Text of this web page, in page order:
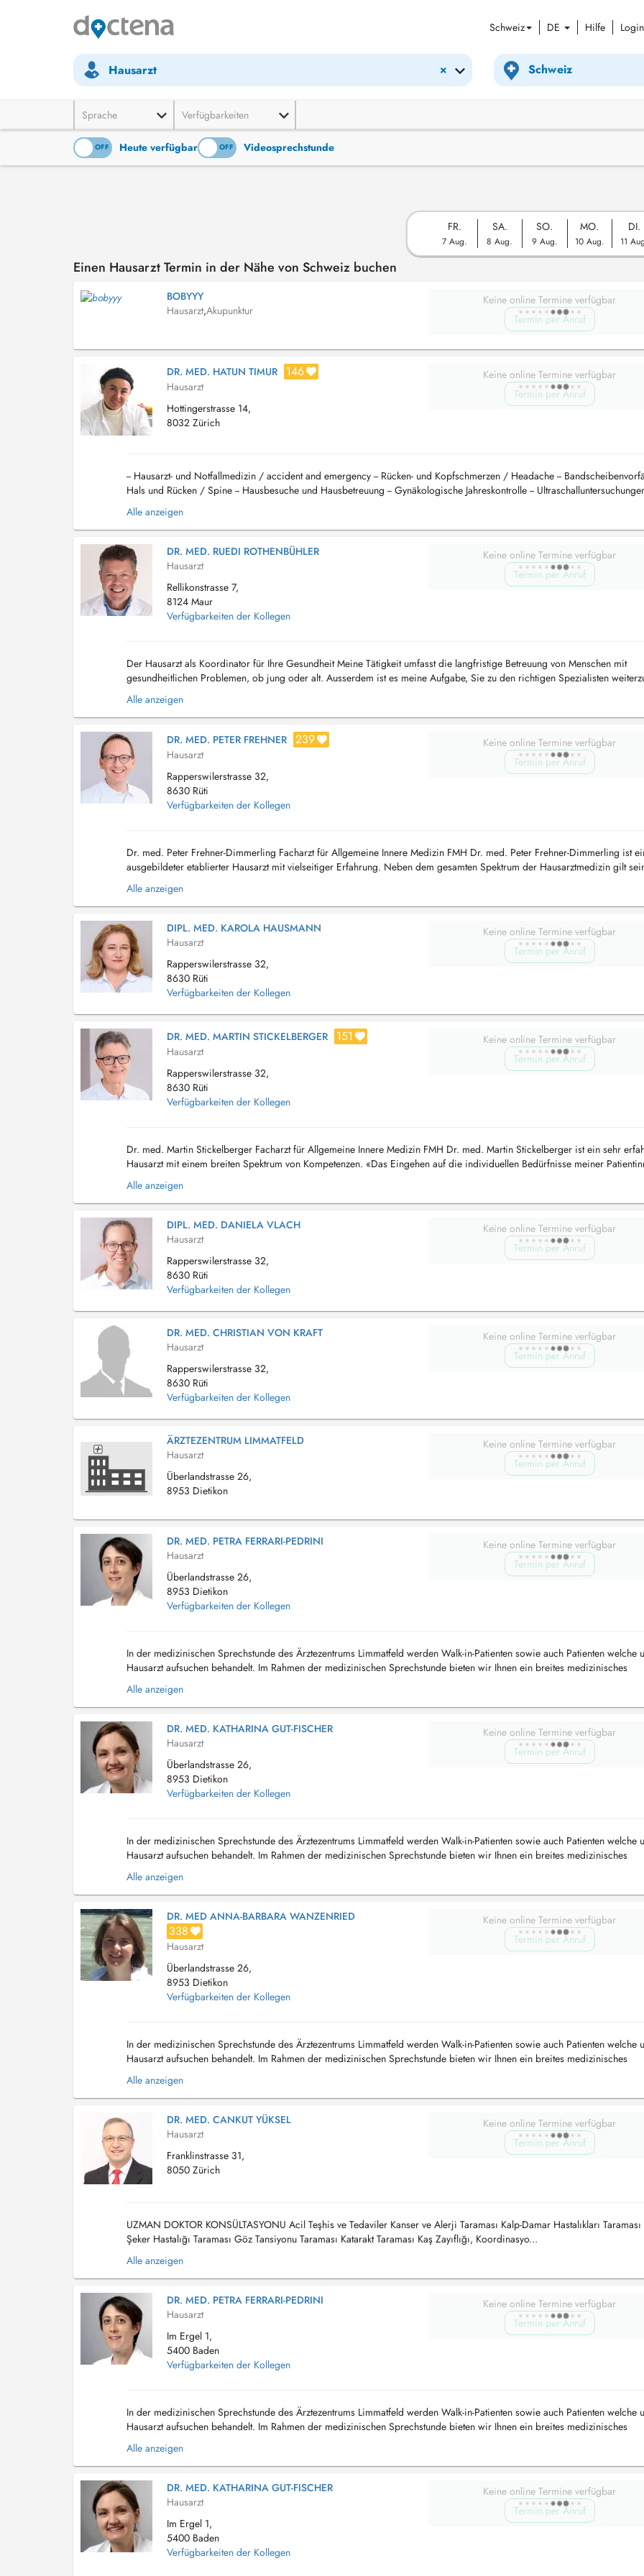
Schweiz DE Hilfe Login
×
Hausarzt
Sprache Verfügbarkeiten
OFF Heute verfügbar
ON OFF Videosprechstunde
FR.
7 Aug.
SA.
8 Aug.
SO.
9 Aug.
MO.
10 Aug.
DI.
11
Einen Hausarzt Termin in der Nähe von Schweiz buchen
BOBYYY
Hausarzt,Akupunktur
Keine online Termine verfügbar
Termin per Anruf
DR. MED. HATUN TIMUR 146
Hausarzt
Hottingerstrasse 14,
8032 Zürich
Keine online Termine verfügbar
Termin per Anruf
-- Hausarzt- und Notfallmedizin / accident and emergency -- Rücken- und Kopfschmerzen / Headache --
Hals und Rücken / Spine -- Hausbesuche und Hausbetreuung -- Gynäkologische Jahreskontrolle --
Hautkrankheiten, Ästhetische Dermato...
Alle anzeigen
DR. MED. RUEDI ROTHENBÜHLER
Hausarzt
Rellikonstrasse 7,
8124 Maur
Verfügbarkeiten der Kollegen
Keine online Termine verfügbar
Termin per Anruf
Der Hausarzt als Koordinator für Ihre Gesundheit Meine Tätigkeit umfasst die langfristige Betreuung von Menschen mit
gesundheitlichen Problemen, ob jung oder alt. Ausserdem ist es meine Aufgabe, Sie zu den richtigen Spezialisten
damit Sie schnell und direkt die adäquate fa...
Alle anzeigen
DR. MED. PETER FREHNER 239
Hausarzt
Rapperswilerstrasse 32,
8630 Rüti
Verfügbarkeiten der Kollegen
Keine online Termine verfügbar
Termin per Anruf
Dr. med. Peter Frehner-Dimmerling Facharzt für Allgemeine Innere Medizin FMH Dr. med. Peter Frehner-Dimmerling ist
ausgebildeter etablierter Hausarzt mit vielseitiger Erfahrung. Neben dem gesamten Spektrum der Hausarztmedizin gilt
besonderes Interesse der Ultraschalldiag...
Alle anzeigen
DIPL. MED. KAROLA HAUSMANN
Hausarzt
Rapperswilerstrasse 32,
8630 Rüti
Verfügbarkeiten der Kollegen
Keine online Termine verfügbar
Termin per Anruf
DR. MED. MARTIN STICKELBERGER 151
Hausarzt
Rapperswilerstrasse 32,
8630 Rüti
Verfügbarkeiten der Kollegen
Keine online Termine verfügbar
Termin per Anruf
Dr. med. Martin Stickelberger Facharzt für Allgemeine Innere Medizin FMH Dr. med. Martin Stickelberger ist ein sehr
Hausarzt mit einem breiten Spektrum von Kompetenzen. «Das Eingehen auf die individuellen Bedürfnisse meiner
und Patienten in Kooperation mit dem ganzen ...
Alle anzeigen
DIPL. MED. DANIELA VLACH
Hausarzt
Rapperswilerstrasse 32,
8630 Rüti
Verfügbarkeiten der Kollegen
Keine online Termine verfügbar
Termin per Anruf
DR. MED. CHRISTIAN VON KRAFT
Hausarzt
Rapperswilerstrasse 32,
8630 Rüti
Verfügbarkeiten der Kollegen
Keine online Termine verfügbar
Termin per Anruf
ÄRZTEZENTRUM LIMMATFELD
Hausarzt
Überlandstrasse 26,
8953 Dietikon
Keine online Termine verfügbar
Termin per Anruf
DR. MED. PETRA FERRARI-PEDRINI
Hausarzt
Überlandstrasse 26,
8953 Dietikon
Verfügbarkeiten der Kollegen
Keine online Termine verfügbar
Termin per Anruf
In der medizinischen Sprechstunde des Ärztezentrums Limmatfeld werden Walk-in-Patienten sowie auch Patienten welche
Hausarzt aufsuchen behandelt. Im Rahmen der medizinischen Sprechstunde bieten wir Ihnen ein breites medizinisches
Leistungsangebot im Bereich der Allgemein- und Hausarztmedi...
Alle anzeigen
DR. MED. KATHARINA GUT-FISCHER
Hausarzt
Überlandstrasse 26,
8953 Dietikon
Verfügbarkeiten der Kollegen
Keine online Termine verfügbar
Termin per Anruf
In der medizinischen Sprechstunde des Ärztezentrums Limmatfeld werden Walk-in-Patienten sowie auch Patienten welche
Hausarzt aufsuchen behandelt. Im Rahmen der medizinischen Sprechstunde bieten wir Ihnen ein breites medizinisches
Leistungsangebot im Bereich der Allgemein- und Hausarztmedi...
Alle anzeigen
DR. MED ANNA-BARBARA WANZENRIED
338
Hausarzt
Überlandstrasse 26,
8953 Dietikon
Verfügbarkeiten der Kollegen
Keine online Termine verfügbar
Termin per Anruf
In der medizinischen Sprechstunde des Ärztezentrums Limmatfeld werden Walk-in-Patienten sowie auch Patienten welche
Hausarzt aufsuchen behandelt. Im Rahmen der medizinischen Sprechstunde bieten wir Ihnen ein breites medizinisches
Leistungsangebot im Bereich der Allgemein- und Hausarztmedi...
Alle anzeigen
DR. MED. CANKUT YÜKSEL
Hausarzt
Franklinstrasse 31,
8050 Zürich
Keine online Termine verfügbar
Termin per Anruf
UZMAN DOKTOR KONSÜLTASYONU Acil Teşhis ve Tedaviler Kanser ve Alerji Taraması Kalp-Damar Hastalıkları
Şeker Hastalığı Taraması Göz Tansiyonu Taraması Katarakt Taraması Kaş Zayıflığı, Koordinasyo...
Alle anzeigen
DR. MED. PETRA FERRARI-PEDRINI
Hausarzt
Im Ergel 1,
5400 Baden
Verfügbarkeiten der Kollegen
Keine online Termine verfügbar
Termin per Anruf
In der medizinischen Sprechstunde des Ärztezentrums Limmatfeld werden Walk-in-Patienten sowie auch Patienten welche
Hausarzt aufsuchen behandelt. Im Rahmen der medizinischen Sprechstunde bieten wir Ihnen ein breites medizinisches
Leistungsangebot im Bereich der Allgemein- und Hausarztmedi...
Alle anzeigen
DR. MED. KATHARINA GUT-FISCHER
Hausarzt
Im Ergel 1,
5400 Baden
Verfügbarkeiten der Kollegen
Keine online Termine verfügbar
Termin per Anruf